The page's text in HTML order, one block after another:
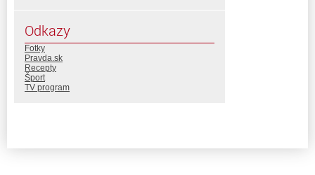
Odkazy
Fotky
Pravda.sk
Recepty
Šport
TV program